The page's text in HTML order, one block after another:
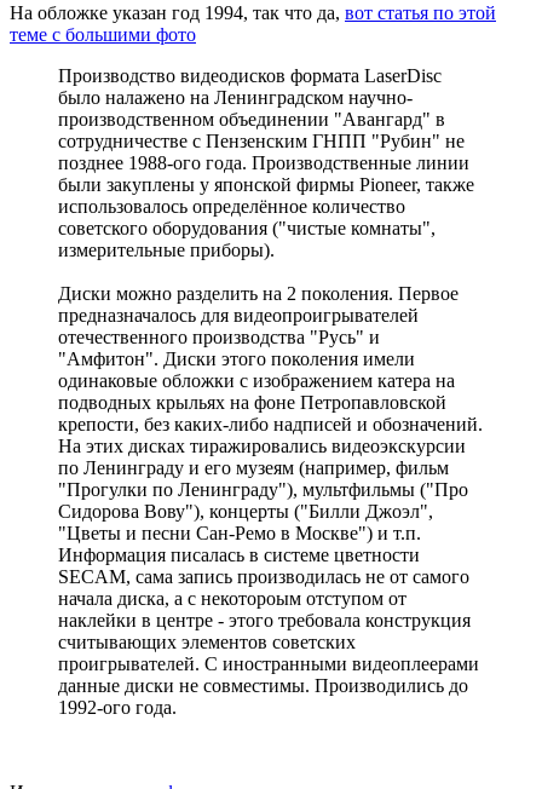
На обложке указан год 1994, так что да, вот статья по этой
теме с большими фото
Производство видеодисков формата LaserDisc
было налажено на Ленинградском научно-
производственном объединении "Авангард" в
сотрудничестве с Пензенским ГНПП "Рубин" не
позднее 1988-ого года. Производственные линии
были закуплены у японской фирмы Pioneer, также
использовалось определённое количество
советского оборудования ("чистые комнаты",
измерительные приборы).
Диски можно разделить на 2 поколения. Первое
предназначалось для видеопроигрывателей
отечественного производства "Русь" и
"Амфитон". Диски этого поколения имели
одинаковые обложки с изображением катера на
подводных крыльях на фоне Петропавловской
крепости, без каких-либо надписей и обозначений.
На этих дисках тиражировались видеоэкскурсии
по Ленинграду и его музеям (например, фильм
"Прогулки по Ленинграду"), мультфильмы ("Про
Сидорова Вову"), концерты ("Билли Джоэл",
"Цветы и песни Сан-Ремо в Москве") и т.п.
Информация писалась в системе цветности
SECAM, сама запись производилась не от самого
начала диска, а с некотороым отступом от
наклейки в центре - этого требовала конструкция
считывающих элементов советских
проигрывателей. С иностранными видеоплеерами
данные диски не совместимы. Производились до
1992-ого года.